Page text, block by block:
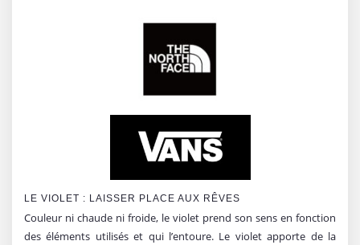
LE VIOLET : LAISSER PLACE AUX RÊVES
Couleur ni chaude ni froide, le violet prend son sens en fonction
des éléments utilisés et qui l’entoure. Le violet apporte de la